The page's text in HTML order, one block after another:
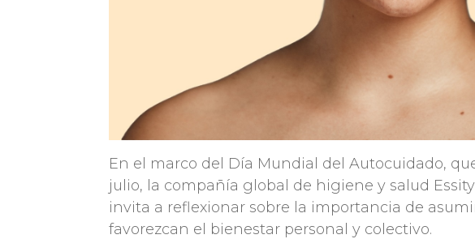
En el marco del Día Mundial del Autocuidado,
julio, la compañía global de higiene y salud
invita a reflexionar sobre la importancia de
favorezcan el bienestar personal y colectivo.